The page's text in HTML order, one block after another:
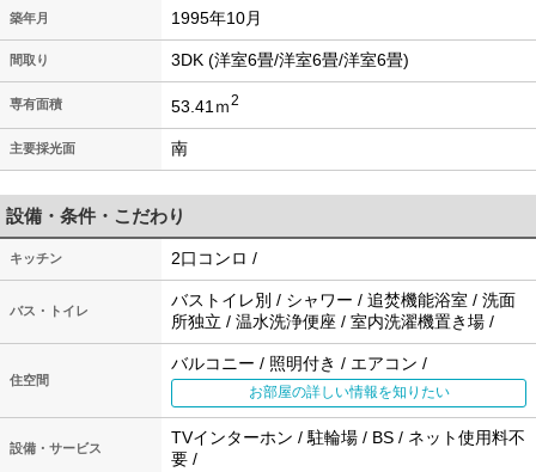
築年月 1995年10月
間取り 3DK (洋室6畳/洋室6畳/洋室6畳)
専有面積 53.41ｍ2
主要採光面 南
設備・条件・こだわり
キッチン 2口コンロ /
バス・トイレ
バストイレ別 / シャワー / 追焚機能浴室 / 洗面
所独立 / 温水洗浄便座 / 室内洗濯機置き場 /
住空間
バルコニー / 照明付き / エアコン /
お部屋の詳しい情報を知りたい
設備・サービス
TVインターホン / 駐輪場 / BS / ネット使用料不
要 /